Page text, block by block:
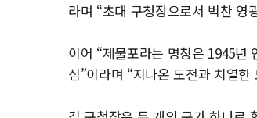
라며 “초대 구청장으로서 벅찬 영
이어 “제물포라는 명칭은 1945년
심”이라며 “지나온 도전과 치열